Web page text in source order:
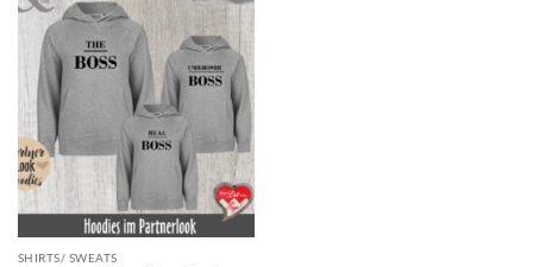
SHIRTS/ SWEATS